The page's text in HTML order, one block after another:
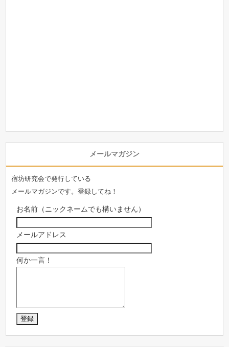
メールマガジン
宿坊研究会で発行している
メールマガジンです。登録してね！
お名前（ニックネームでも構いません）
メールアドレス
何か一言！